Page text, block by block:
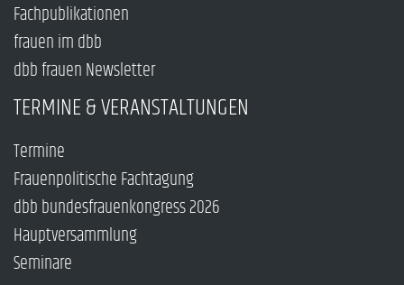
Fachpublikationen
frauen im dbb
dbb frauen Newsletter
TERMINE & VERANSTALTUNGEN
Termine
Frauenpolitische Fachtagung
dbb bundesfrauenkongress 2026
Hauptversammlung
Seminare